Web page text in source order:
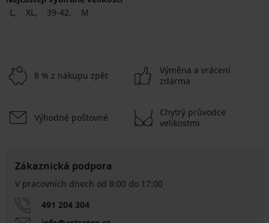
L
XL 39-42 M
8 % z nákupu zpět
Výměna a vrácení
zdarma
Výhodné poštovné
Chytrý průvodce
velikostmi
Zákaznická podpora
V pracovních dnech od 8:00 do 17:00
491 204 304